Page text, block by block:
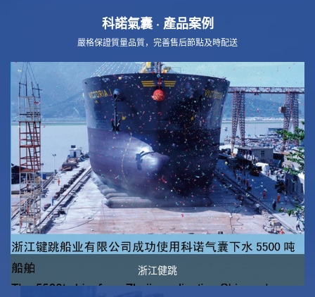
科諾氣囊· 產品案例
嚴格保證質量品質，完善售后節點及時配送
浙江健跳